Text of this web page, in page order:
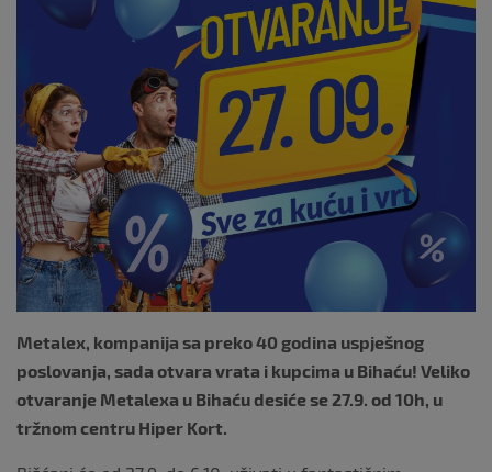
Metalex, kompanija sa preko40 godina uspješnog
poslovanja, sada otvara vrata i kupcima u Bihaću! Veliko
otvaranje Metalexa u Bihaću desiće se 27.9. od 10h, u
tržnom centru Hiper Kort.